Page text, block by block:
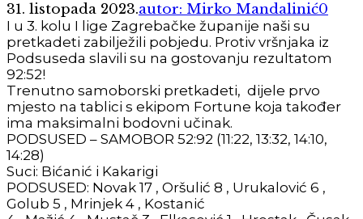
31. listopada 2023.autor: Mirko Mandalinić0
I u 3. kolu I lige Zagrebačke županije naši su
pretkadeti zabilježili pobjedu. Protiv vršnjaka iz
Podsuseda slavili su na gostovanju rezultatom
92:52!
Trenutno samoborski pretkadeti, dijele prvo
mjesto na tablici s ekipom Fortune koja također
ima maksimalni bodovni učinak.
PODSUSED – SAMOBOR 52:92 (11:22, 13:32, 14:10,
14:28)
Suci: Bićanić i Kakarigi
PODSUSED: Novak 17 , Oršulić 8 , Urukalović 6 ,
Golub 5 , Mrinjek 4 , Kostanić